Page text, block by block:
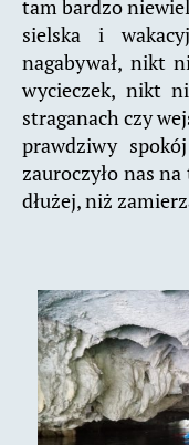
tam bardzo
sielska i
nagabywał, nikt
wycieczek, nikt
straganach czy
prawdziwy
zauroczyło nas
dłużej, niż